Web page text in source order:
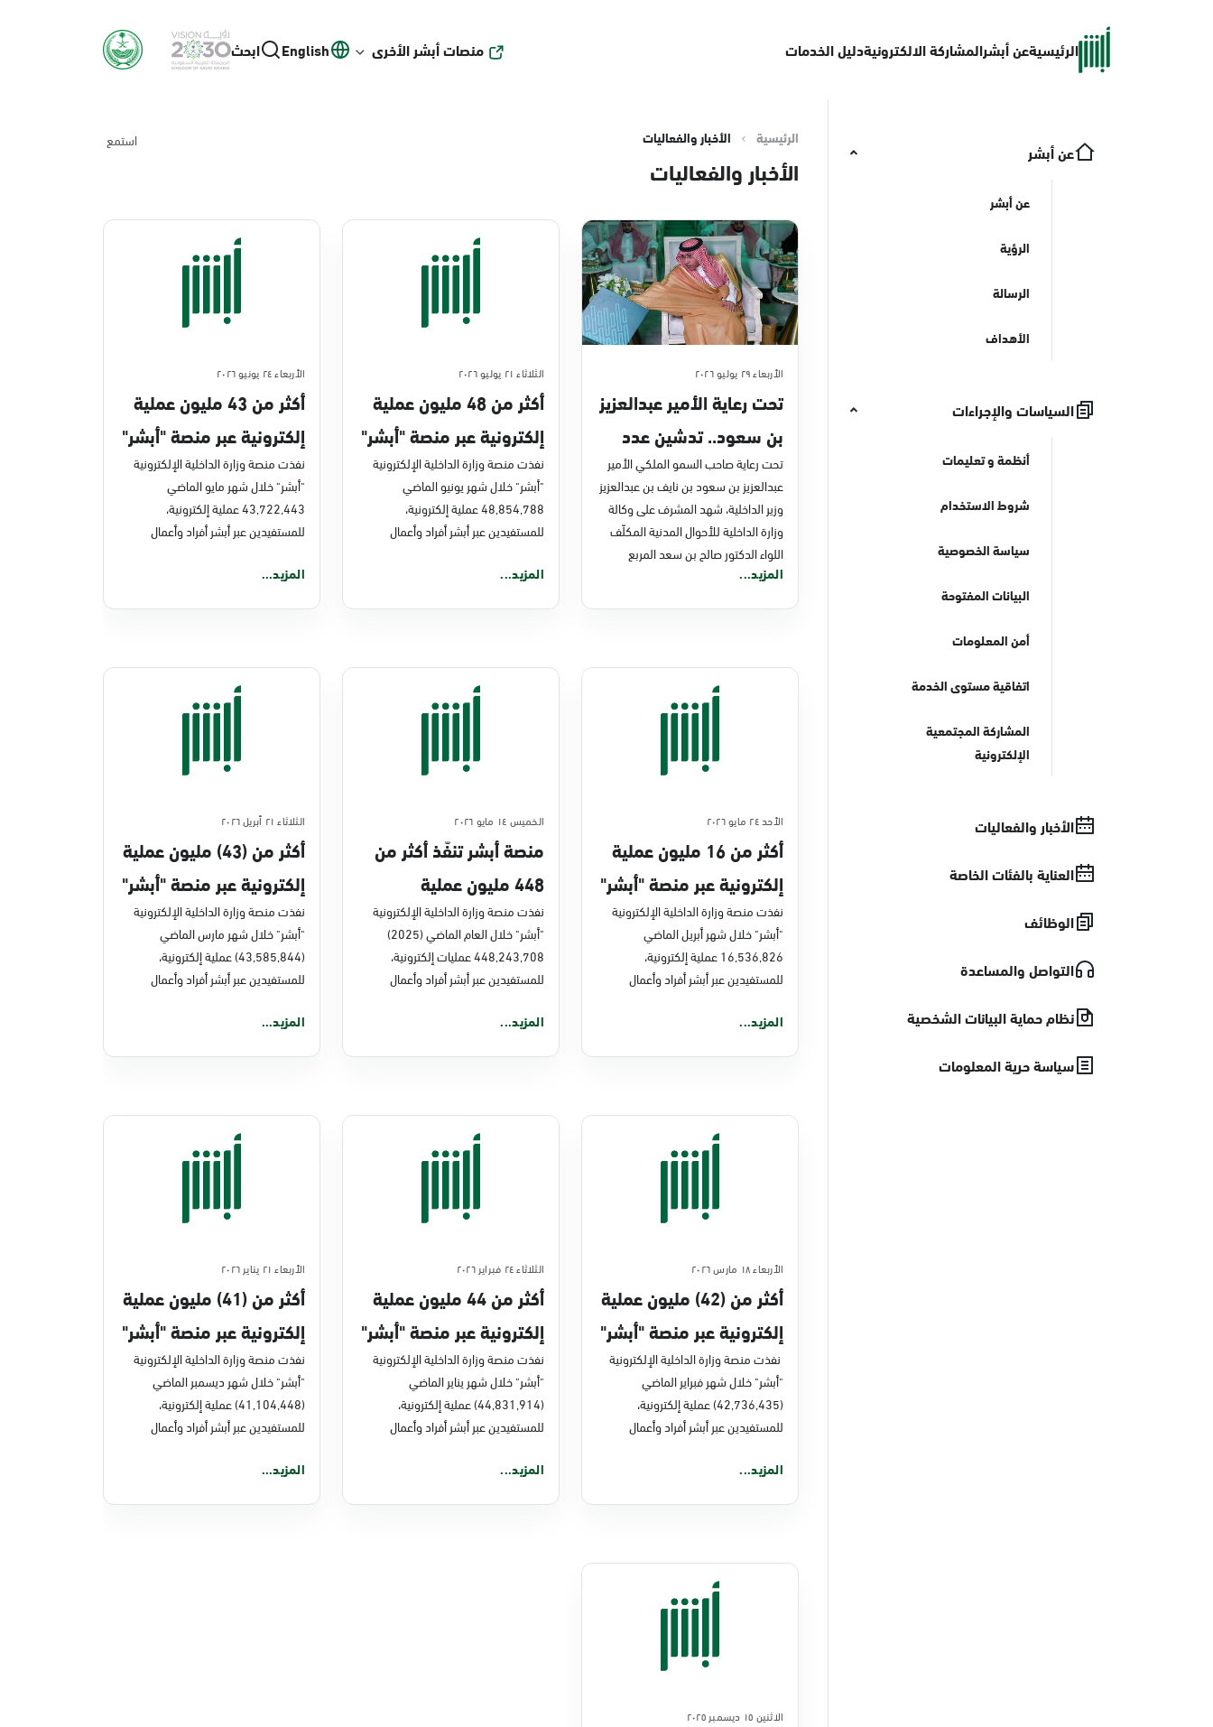
الرئيسيةعن أبشرالمشاركة الالكترونيةدليل الخدمات منصات أبشر الأخرى English ابحث
عن أبشر
عن أبشر
الرؤية
الرسالة
الأهداف
السياسات والإجراءات
أنظمة و تعليمات
شروط الاستخدام
سياسة الخصوصية
البيانات المفتوحة
أمن المعلومات
اتفاقية مستوى الخدمة
المشاركة المجتمعية
الإلكترونية
الأخبار والفعاليات
العناية بالفئات الخاصة
الوظائف
التواصل والمساعدة
نظام حماية البيانات الشخصية
سياسة حرية المعلومات
الرئيسية الأخبار والفعاليات استمع
الأخبار والفعاليات
الأربعاء ٢٩ يوليو ٢٠٢٦
تحت رعاية الأمير عبدالعزيز
بن سعود.. تدشين عدد
من مشاريع التحول
الرقمي والخدمات
الإلكترونية للأحوال
المدنية
تحت رعاية صاحب السمو الملكي الأمير
عبدالعزيز بن سعود بن نايف بن عبدالعزيز
وزير الداخلية، شهد المشرف على وكالة
وزارة الداخلية للأحوال المدنية المكلّف
اللواء الدكتور صالح بن سعد المربع
المزيد...
الثلاثاء ٢١ يوليو ٢٠٢٦
أكثر من 48 مليون عملية
إلكترونية عبر منصة "أبشر"
في يونيو 2026م
نفذت منصة وزارة الداخلية الإلكترونية
"أبشر" خلال شهر يونيو الماضي
48,854,788 عملية إلكترونية،
للمستفيدين عبر أبشر أفراد وأعمال
المزيد...
الأربعاء ٢٤ يونيو ٢٠٢٦
أكثر من 43 مليون عملية
إلكترونية عبر منصة "أبشر"
في مايو 2026م
نفذت منصة وزارة الداخلية الإلكترونية
"أبشر" خلال شهر مايو الماضي
43,722,443 عملية إلكترونية،
للمستفيدين عبر أبشر أفراد وأعمال
المزيد...
الأحد ٢٤ مايو ٢٠٢٦
أكثر من 16 مليون عملية
إلكترونية عبر منصة "أبشر"
في أبريل 2026م
نفذت منصة وزارة الداخلية الإلكترونية
"أبشر" خلال شهر أبريل الماضي
16,536,826 عملية إلكترونية،
للمستفيدين عبر أبشر أفراد وأعمال
المزيد...
الخميس ١٤ مايو ٢٠٢٦
منصة أبشر تنفّذ أكثر من
448 مليون عملية
إلكترونية في 2025م
نفذت منصة وزارة الداخلية الإلكترونية
"أبشر" خلال العام الماضي (2025)
448,243,708 عمليات إلكترونية،
للمستفيدين عبر أبشر أفراد وأعمال
المزيد...
الثلاثاء ٢١ أبريل ٢٠٢٦
أكثر من (43) مليون عملية
إلكترونية عبر منصة "أبشر"
في مارس 2026م
نفذت منصة وزارة الداخلية الإلكترونية
"أبشر" خلال شهر مارس الماضي
(43,585,844) عملية إلكترونية،
للمستفيدين عبر أبشر أفراد وأعمال
المزيد...
الأربعاء ١٨ مارس ٢٠٢٦
أكثر من (42) مليون عملية
إلكترونية عبر منصة "أبشر"
في فبراير 2026م
نفذت منصة وزارة الداخلية الإلكترونية
"أبشر" خلال شهر فبراير الماضي
(42,736,435) عملية إلكترونية،
للمستفيدين عبر أبشر أفراد وأعمال
المزيد...
الثلاثاء ٢٤ فبراير ٢٠٢٦
أكثر من 44 مليون عملية
إلكترونية عبر منصة "أبشر"
في يناير 2026
نفذت منصة وزارة الداخلية الإلكترونية
"أبشر" خلال شهر يناير الماضي
(44,831,914) عملية إلكترونية،
للمستفيدين عبر أبشر أفراد وأعمال
المزيد...
الأربعاء ٢١ يناير ٢٠٢٦
أكثر من (41) مليون عملية
إلكترونية عبر منصة "أبشر"
في ديسمبر 2025م
نفذت منصة وزارة الداخلية الإلكترونية
"أبشر" خلال شهر ديسمبر الماضي
(41,104,448) عملية إلكترونية،
للمستفيدين عبر أبشر أفراد وأعمال
المزيد...
الاثنين ١٥ ديسمبر ٢٠٢٥